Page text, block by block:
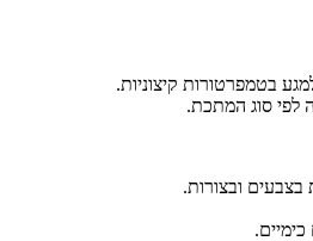
בטמפרטורות קיצוניות.
לפי סוג המתכת.
בצבעים ובצורות.